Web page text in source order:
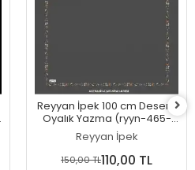
Reyyan İpek 100 cm Desenli
Oyalık Yazma (ryyn-465-
26)
Reyyan İpek
150,00 TL110,00 TL